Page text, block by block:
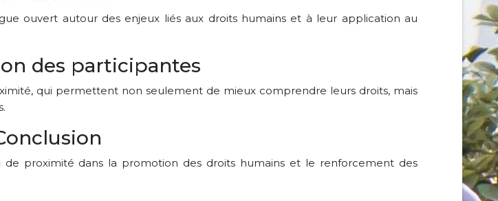
ouvert autour des enjeux liés aux droits humains et à leur application au
des participantes
qui permettent non seulement de mieux comprendre leurs droits, mais
de proximité dans la promotion des droits humains et le renforcement des